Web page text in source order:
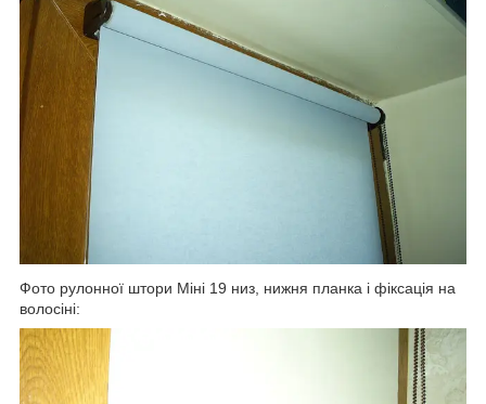
Фото рулонної штори Міні 19 низ, нижня планка і фіксація на
волосіні: